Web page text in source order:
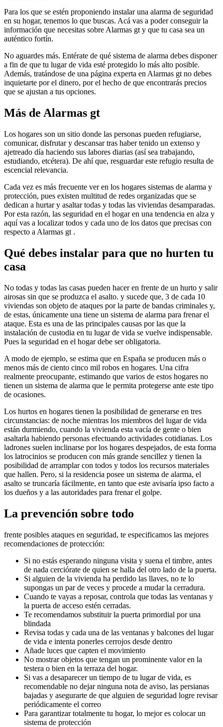
Para los que se estén proponiendo instalar una alarma de seguridad
en su hogar, tenemos lo que buscas. Acá vas a poder conseguir la
información que necesitas sobre Alarmas gt y que tu casa sea un
auténtico fortín.
No aguardes más. Entérate de qué sistema de alarma debes disponer
a fin de que tu lugar de vida esté protegido lo más alto posible.
Además, tratándose de una página experta en Alarmas gt no debes
inquietarte por el dinero, por el hecho de que encontrarás precios
que se ajustan a tus opciones.
Más de Alarmas gt
Los hogares son un sitio donde las personas pueden refugiarse,
comunicar, disfrutar y descansar tras haber tenido un extenso y
ajetreado día haciendo sus labores diarias (así sea trabajando,
estudiando, etcétera). De ahí que, resguardar este refugio resulta de
escencial relevancia.
Cada vez es más frecuente ver en los hogares sistemas de alarma y
protección, pues existen multitud de redes organizadas que se
dedican a hurtar y asaltar todas y todas las viviendas desamparadas.
Por esta razón, las seguridad en el hogar en una tendencia en alza y
aquí vas a localizar todos y cada uno de los datos que precisas con
respecto a Alarmas gt .
Qué debes instalar para que no hurten tu
casa
No todas y todas las casas pueden hacer en frente de un hurto y salir
airosas sin que se produzca el asalto. y sucede que, 3 de cada 10
viviendas son objeto de ataques por la parte de bandas criminales y,
de estas, únicamente una tiene un sistema de alarma para frenar el
ataque. Esta es una de las principales causas por las que la
instalación de custodia en tu lugar de vida se vuelve indispensable.
Pues la seguridad en el hogar debe ser obligatoria.
A modo de ejemplo, se estima que en España se producen más o
menos más de ciento cinco mil robos en hogares. Una cifra
realmente preocupante, estimando que varios de estos hogares no
tienen un sistema de alarma que le permita protegerse ante este tipo
de ocasiones.
Los hurtos en hogares tienen la posibilidad de generarse en tres
circunstancias: de noche mientras los miembros del lugar de vida
están durmiendo, cuando la vivienda esta vacía de gente o bien
asaltarla habiendo personas efectuando actividades cotidianas. Los
ladrones suelen inclinarse por los hogares despejados, de esta forma
los latrocinios se producen con más grande sencillez y tienen la
posibilidad de arramplar con todos y todos los recursos materiales
que hallen. Pero, si la residencia posee un sistema de alarma, el
asalto se truncaría fácilmente, en tanto que este avisaría ipso facto a
los dueños y a las autoridades para frenar el golpe.
La prevención sobre todo
frente posibles ataques en seguridad, te especificamos las mejores
recomendaciones de protección:
Si no estás esperando ninguna visita y suena el timbre, antes
de nada cerciórate de quien se halla del otro lado de la puerta.
Si alguien de la vivienda ha perdido las llaves, no te lo
supongas un par de veces y procede a mudar la cerradura.
Cuando te vayas a reposar, controla que todas las ventanas y
la puerta de acceso estén cerradas.
Te recomendamos substituir la puerta primordial por una
blindada
Revisa todas y cada una de las ventanas y balcones del lugar
de vida e intenta ponerles cerrojos desde dentro
Añade luces que capten el movimiento
No mostrar objetos que tengan un prominente valor en la
testera o bien en la terraza del hogar.
Si vas a desaparecer un tiempo de tu lugar de vida, es
recomendable no dejar ninguna nota de aviso, las persianas
bajadas y asegurarte de que alguien de seguridad logre revisar
periódicamente el correo
Para garantizar totalmente tu hogar, lo mejor es colocar un
sistema de protección